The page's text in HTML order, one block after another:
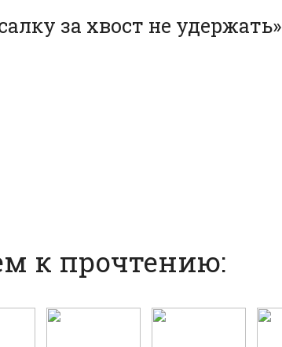
за хвост не удержать»
к прочтению: